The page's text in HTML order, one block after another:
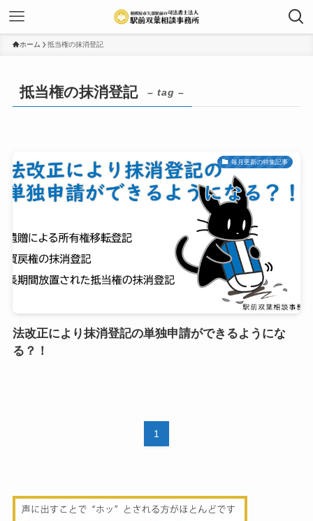
ホーム 抵当権の抹消登記
抵当権の抹消登記 – tag –
毎月更新の特集記事
法改正により抹消登記の単独申請ができるようにな
る？！
1